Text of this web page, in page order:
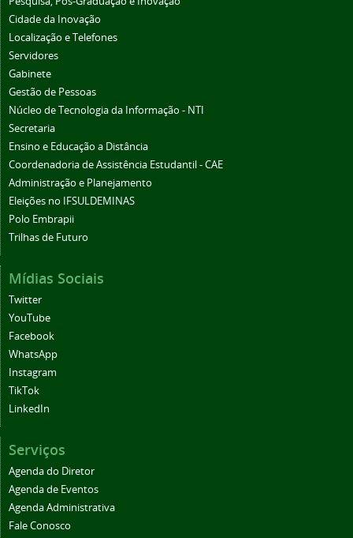
Cidade da Inovação
Localização e Telefones
Servidores
Gabinete
Gestão de Pessoas
Núcleo de Tecnologia da Informação - NTI
Secretaria
Ensino e Educação a Distância
Coordenadoria de Assistência Estudantil - CAE
Administração e Planejamento
Eleições no IFSULDEMINAS
Polo Embrapii
Trilhas de Futuro
Mídias Sociais
Twitter
YouTube
Facebook
WhatsApp
Instagram
TikTok
LinkedIn
Serviços
Agenda do Diretor
Agenda de Eventos
Agenda Administrativa
Fale Conosco